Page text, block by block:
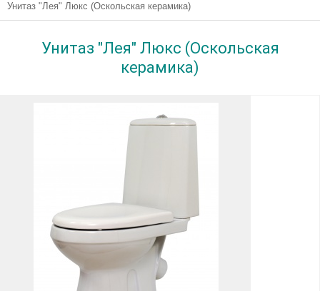
Унитаз "Лея" Люкс (Оскольская керамика)
Унитаз "Лея" Люкс (Оскольская
керамика)